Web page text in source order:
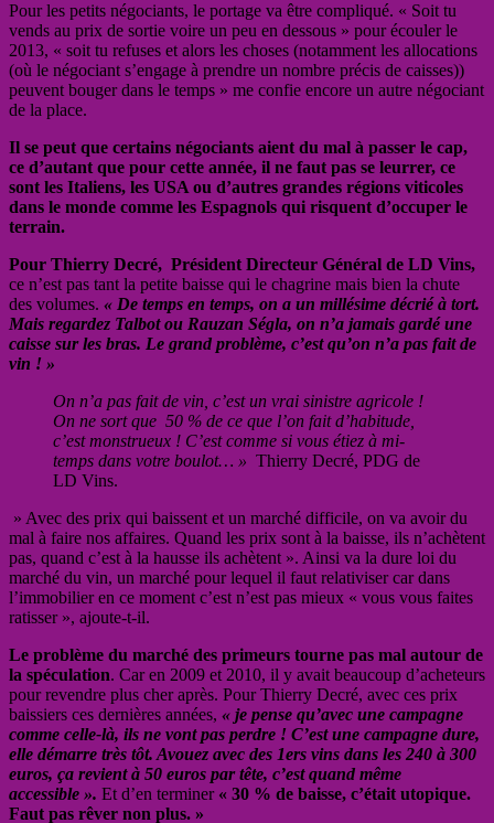
Pour les petits négociants, le portage va être compliqué. « Soit tu
vends au prix de sortie voire un peu en dessous » pour écouler le
2013, « soit tu refuses et alors les choses (notamment les allocations
(où le négociant s’engage à prendre un nombre précis de caisses))
peuvent bouger dans le temps » me confie encore un autre négociant
de la place.
Il se peut que certains négociants aient du mal à passer le cap,
ce d’autant que pour cette année, il ne faut pas se leurrer, ce
sont les Italiens, les USA ou d’autres grandes régions viticoles
dans le monde comme les Espagnols qui risquent d’occuper le
terrain.
Pour Thierry Decré, Président Directeur Général de LD Vins,
ce n’est pas tant la petite baisse qui le chagrine mais bien la chute
des volumes. « De temps en temps, on a un millésime décrié à tort.
Mais regardez Talbot ou Rauzan Ségla, on n’a jamais gardé une
caisse sur les bras. Le grand problème, c’est qu’on n’a pas fait de
vin ! »
On n’a pas fait de vin, c’est un vrai sinistre agricole !
On ne sort que 50 % de ce que l’on fait d’habitude,
c’est monstrueux ! C’est comme si vous étiez à mi-
temps dans votre boulot… » Thierry Decré, PDG de
LD Vins.
» Avec des prix qui baissent et un marché difficile, on va avoir du
mal à faire nos affaires. Quand les prix sont à la baisse, ils n’achètent
pas, quand c’est à la hausse ils achètent ». Ainsi va la dure loi du
marché du vin, un marché pour lequel il faut relativiser car dans
l’immobilier en ce moment c’est n’est pas mieux « vous vous faites
ratisser », ajoute-t-il.
Le problème du marché des primeurs tourne pas mal autour de
la spéculation. Car en 2009 et 2010, il y avait beaucoup d’acheteurs
pour revendre plus cher après. Pour Thierry Decré, avec ces prix
baissiers ces dernières années, « je pense qu’avec une campagne
comme celle-là, ils ne vont pas perdre ! C’est une campagne dure,
elle démarre très tôt. Avouez avec des 1ers vins dans les 240 à 300
euros, ça revient à 50 euros par tête, c’est quand même
accessible ». Et d’en terminer « 30 % de baisse, c’était utopique.
Faut pas rêver non plus. »